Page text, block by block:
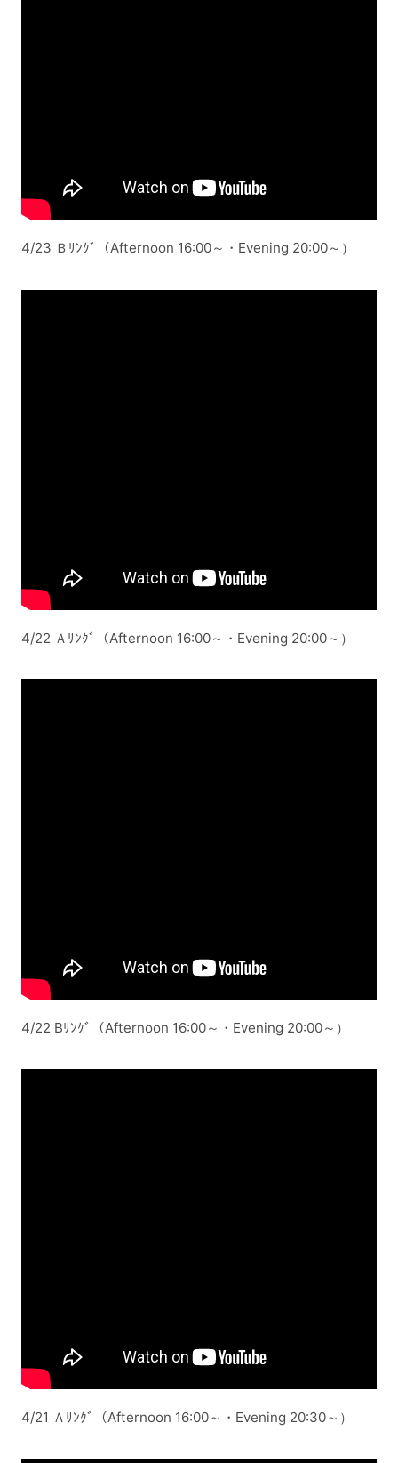
4/23 Ｂﾘﾝｸﾞ（Afternoon 16:00～・Evening 20:00～）
4/22 Ａﾘﾝｸﾞ（Afternoon 16:00～・Evening 20:00～）
4/22 Bﾘﾝｸﾞ（Afternoon 16:00～・Evening 20:00～）
4/21 Ａﾘﾝｸﾞ（Afternoon 16:00～・Evening 20:30～）